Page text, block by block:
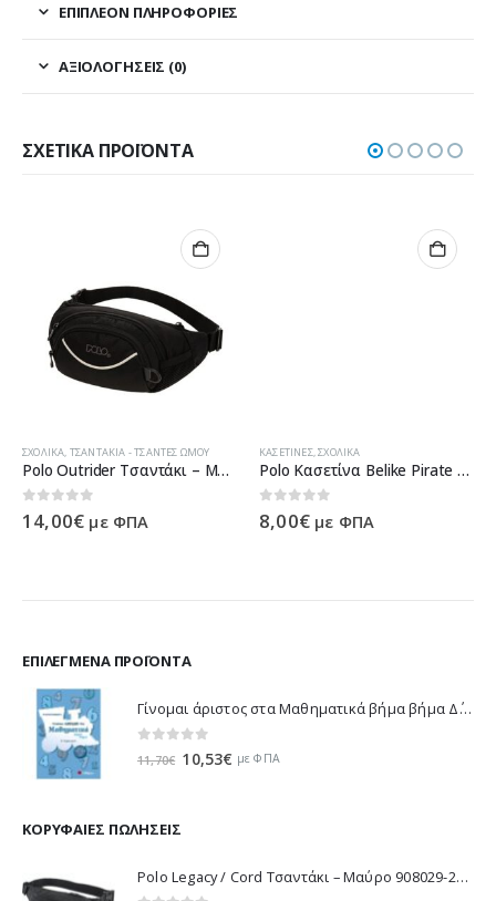
ΕΠΙΠΛΈΟΝ ΠΛΗΡΟΦΟΡΊΕΣ
ΑΞΙΟΛΟΓΉΣΕΙΣ (0)
ΣΧΕΤΙΚΆ ΠΡΟΪΌΝΤΑ
ΣΧΟΛΙΚΆ, ΤΣΑΝΤΆΚΙΑ - ΤΣΆΝΤΕΣ ΏΜΟΥ
Polo Outrider Τσαντάκι – Μαύρο 908108-2000
0 out of 5
14,00€ με ΦΠΑ
ΚΑΣΕΤΊΝΕΣ,ΣΧΟΛΙΚΆ
Polo Κασετίνα Belike Pirate 937252-61 2019
0 out of 5
8,00€ με ΦΠΑ
ΕΠΙΛΕΓΜΈΝΑ ΠΡΟΪΌΝΤΑ
Γίνομαι άριστος στα Μαθηματικά βήμα βήμα Δ΄ Δημοτικού - Λυκοτραφίτη Αντιγόνη 21188
out of 5
11,70€ Original
10,53€ Ημε ΦΠΑ
ΚΟΡΥΦΑΊΕΣ ΠΩΛΉΣΕΙΣ
Polo Legacy / Cord Τσαντάκι – Μαύρο 908029-2000 2022